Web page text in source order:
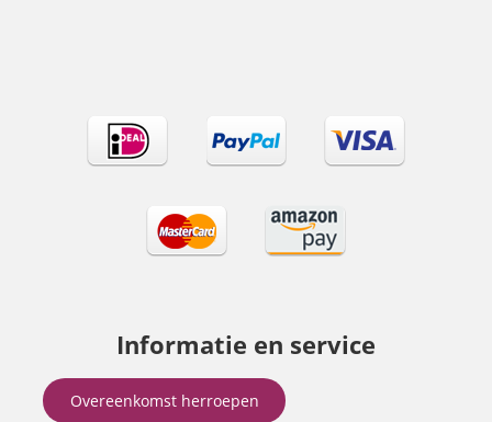
Informatie en service
Overeenkomst herroepen